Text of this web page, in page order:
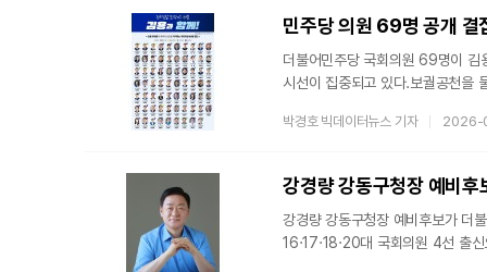
것"이라고 축사했다.이해식 의원
민주당 의원 69명 공개 결
더불어민주당 국회의원 69명이 김
시선이 집중되고 있다.보궐공천을
이번 움직임은 개인 지지를 넘어서
시각도 제기된다.과거 체포동의안
박경호 빅데이터뉴스 기자
강경량 강동구청장 예비
강경량 강동구청장 예비후보가 더
16·17·18·20대 국회의원 4선 출